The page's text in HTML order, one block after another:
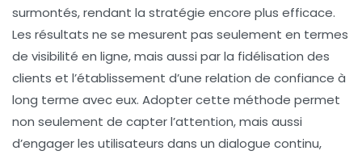
surmontés, rendant la stratégie encore plus efficace.
Les résultats ne se mesurent pas seulement en termes
de visibilité en ligne, mais aussi par la fidélisation des
clients et l’établissement d’une relation de confiance à
long terme avec eux. Adopter cette méthode permet
non seulement de capter l’attention, mais aussi
d’engager les utilisateurs dans un dialogue continu,